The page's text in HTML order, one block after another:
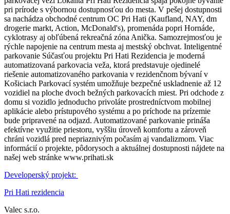
pri prírode s výbornou dostupnosťou do mesta. V pešej dostupnosti
sa nachádza obchodné centrum OC Pri Hati (Kaufland, NAY, dm
drogerie markt, Action, McDonald's), promenáda popri Hornáde,
cyklotrasy aj obľúbená rekreačná zóna Anička. Samozrejmosťou je
rýchle napojenie na centrum mesta aj mestský obchvat. Inteligentné
parkovanie Súčasťou projektu Pri Hati Rezidencia je moderná
automatizovaná parkovacia veža, ktorá predstavuje ojedinelé
riešenie automatizovaného parkovania v rezidenčnom bývaní v
Košiciach Parkovací systém umožňuje bezpečné uskladnenie až 12
vozidiel na ploche dvoch bežných parkovacích miest. Pri odchode z
domu si vozidlo jednoducho privoláte prostredníctvom mobilnej
aplikácie alebo prístupového systému a po príchode na prízemie
bude pripravené na odjazd. Automatizované parkovanie prináša
efektívne využitie priestoru, vyššiu úroveň komfortu a zároveň
chráni vozidlá pred nepriaznivým počasím aj vandalizmom. Viac
informácií o projekte, pôdorysoch a aktuálnej dostupnosti nájdete na
našej web stránke www.prihati.sk
Developerský projekt:
Pri Hati rezidencia
Valec s.r.o.